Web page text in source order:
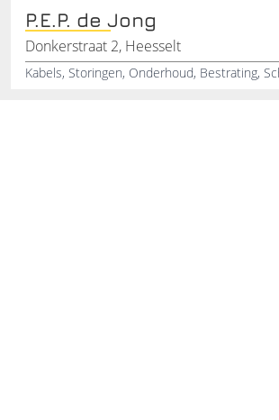
P.E.P. de Jong
Donkerstraat 2, Heesselt